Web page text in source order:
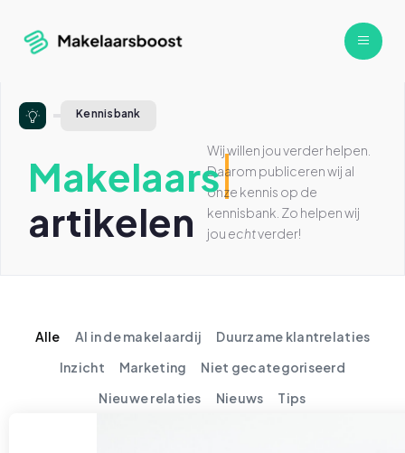
Kennisbank
Makelaars
artikelen
Wij willen jou verder helpen.
Daarom publiceren wij al
onze kennis op de
kennisbank. Zo helpen wij
jou echtverder!
AI in de makelaardij
Duurzame klantrelaties
Inzicht
Marketing
Niet gecategoriseerd
Nieuwe relaties
Nieuws Tips
Alle